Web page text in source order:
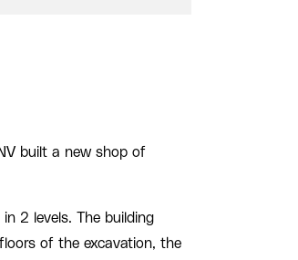
built a new shop of
2 levels. The building
of the excavation, the